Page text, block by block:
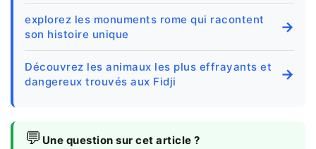
explorez les monuments rome qui racontent
son histoire unique
→
Découvrez les animaux les plus effrayants et
dangereux trouvés aux Fidji
→
💬 Une question sur cet article ?